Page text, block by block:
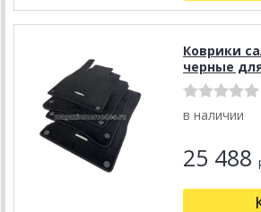
Коврики
черные
в наличии
25 488